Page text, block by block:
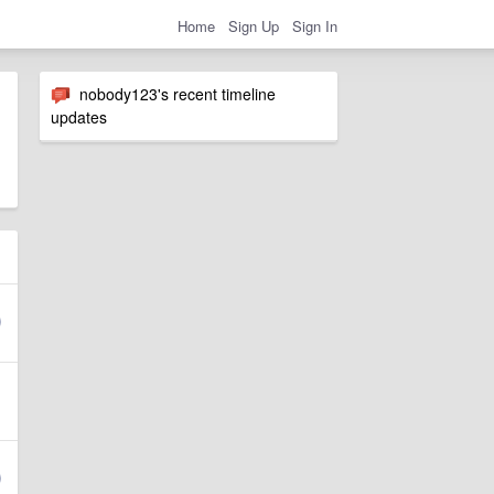
Home Sign Up Sign In
nobody123's recent timeline
updates